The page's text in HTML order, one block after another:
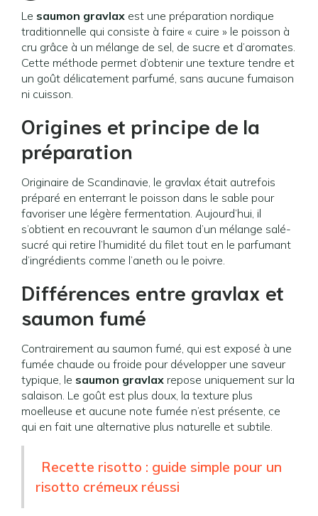
Le saumon gravlax est une préparation nordique
traditionnelle qui consiste à faire « cuire » le poisson à
cru grâce à un mélange de sel, de sucre et d’aromates.
Cette méthode permet d’obtenir une texture tendre et
un goût délicatement parfumé, sans aucune fumaison
ni cuisson.
Origines et principe de la
préparation
Originaire de Scandinavie, le gravlax était autrefois
préparé en enterrant le poisson dans le sable pour
favoriser une légère fermentation. Aujourd’hui, il
s’obtient en recouvrant le saumon d’un mélange salé-
sucré qui retire l’humidité du filet tout en le parfumant
d’ingrédients comme l’aneth ou le poivre.
Différences entre gravlax et
saumon fumé
Contrairement au saumon fumé, qui est exposé à une
fumée chaude ou froide pour développer une saveur
typique, le saumon gravlax repose uniquement sur la
salaison. Le goût est plus doux, la texture plus
moelleuse et aucune note fumée n’est présente, ce
qui en fait une alternative plus naturelle et subtile.
Recette risotto : guide simple pour un
risotto crémeux réussi